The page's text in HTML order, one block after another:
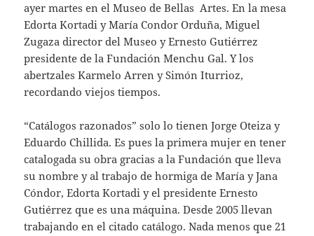
ayer martes en el Museo de Bellas Artes. En la mesa
Edorta Kortadi y María Condor Orduña, Miguel
Zugaza director del Museo y Ernesto Gutiérrez
presidente de la Fundación Menchu Gal. Y los
abertzales Karmelo Arren y Simón Iturrioz,
recordando viejos tiempos.
“Catálogos razonados” solo lo tienen Jorge Oteiza y
Eduardo Chillida. Es pues la primera mujer en tener
catalogada su obra gracias a la Fundación que lleva
su nombre y al trabajo de hormiga de María y Jana
Cóndor, Edorta Kortadi y el presidente Ernesto
Gutiérrez que es una máquina. Desde 2005 llevan
trabajando en el citado catálogo. Nada menos que 21